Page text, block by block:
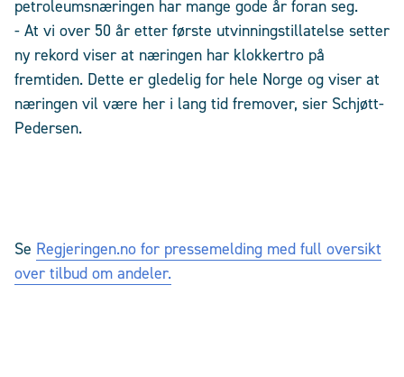
petroleumsnæringen har mange gode år foran seg.
- At vi over 50 år etter første utvinningstillatelse setter
ny rekord viser at næringen har klokkertro på
fremtiden. Dette er gledelig for hele Norge og viser at
næringen vil være her i lang tid fremover, sier Schjøtt-
Pedersen.
Se Regjeringen.no for pressemelding med full oversikt
over tilbud om andeler.